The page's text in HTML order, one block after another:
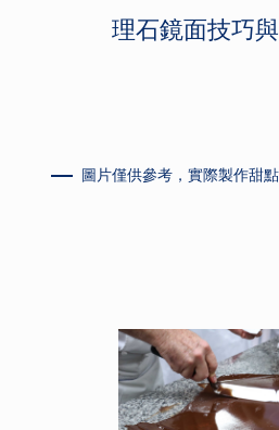
理石鏡面技巧
圖片僅供參考，實際製作甜